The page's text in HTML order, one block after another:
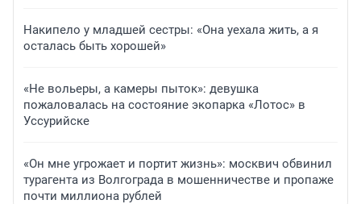
Накипело у младшей сестры: «Она уехала жить, а я
осталась быть хорошей»
«Не вольеры, а камеры пыток»: девушка
пожаловалась на состояние экопарка «Лотос» в
Уссурийске
«Он мне угрожает и портит жизнь»: москвич обвинил
турагента из Волгограда в мошенничестве и пропаже
почти миллиона рублей